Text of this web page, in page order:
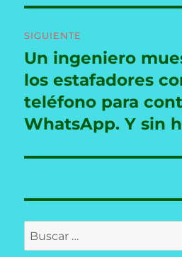
SIGUIENTE
Entrada
siguiente:
Un ingeniero
los estafadores
teléfono para
WhatsApp. Y sin
Buscar
por: